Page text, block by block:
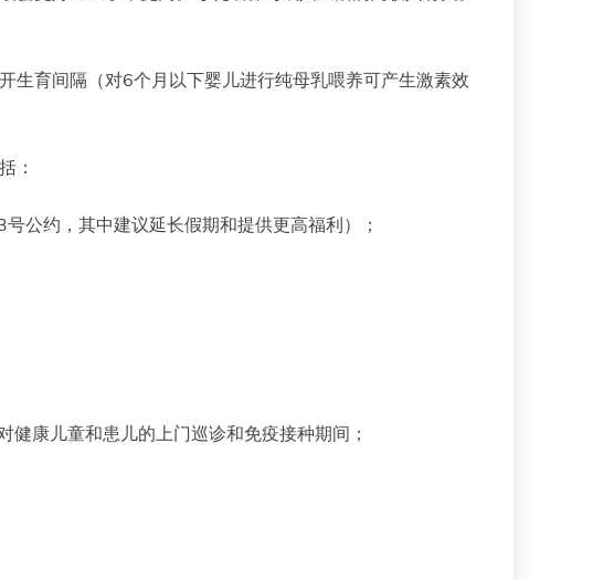
生育间隔（对6个月以下婴儿进行纯母乳喂养可产生激素效
：
公约，其中建议延长假期和提供更高福利）；
康儿童和患儿的上门巡诊和免疫接种期间；